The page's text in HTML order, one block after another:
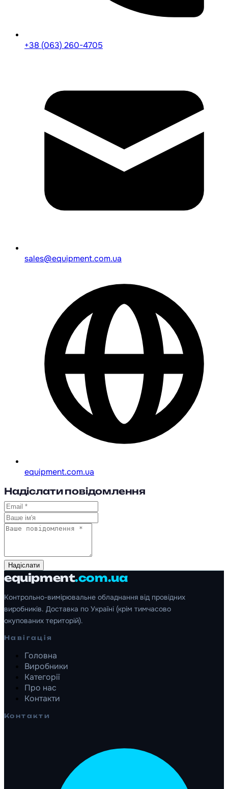
+38 (063) 260-4705
sales@equipment.com.ua
equipment.com.ua
Надіслати повідомлення
Надіслати
equipment.com.ua
Контрольно-вимірювальне обладнання від провідних
виробників. Доставка по Україні (крім тимчасово
окупованих територій).
Навігація
Головна
Виробники
Категорії
Про нас
Контакти
Контакти